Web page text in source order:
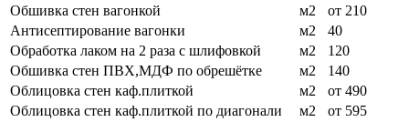
Обшивка стен вагонкой
м2
от 210
Антисептирование вагонки
м2
40
Обработка лаком на 2 раза с шлифовкой
м2
120
Обшивка стен ПВХ,МДФ по обрешётке
м2
140
Облицовка стен каф.плиткой
м2
от 490
Облицовка стен каф.плиткой по диагонали
м2
от 595